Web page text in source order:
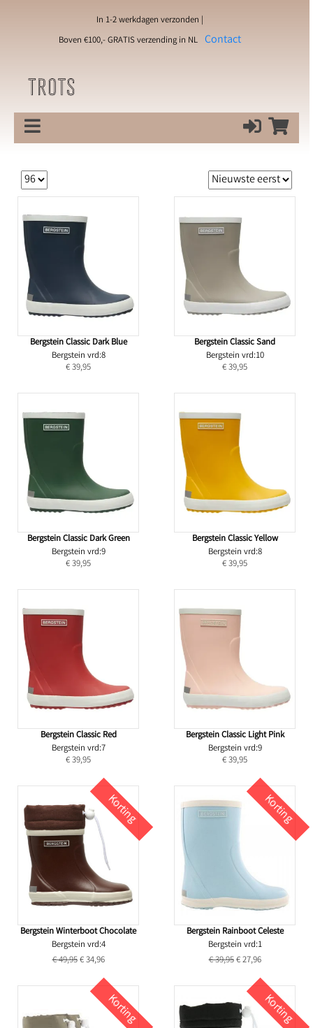
In 1-2 werkdagen verzonden |
Boven €100,- GRATIS verzending in NL Contact
Bergstein Classic Dark Blue
Bergstein vrd:8
€ 39,95
Bergstein Classic Sand
Bergstein vrd:10
€ 39,95
Bergstein Classic Dark Green
Bergstein vrd:9
€ 39,95
Bergstein Classic Yellow
Bergstein vrd:8
€ 39,95
Bergstein Classic Red
Bergstein vrd:7
€ 39,95
Bergstein Classic Light Pink
Bergstein vrd:9
€ 39,95
Korting
Bergstein Winterboot Chocolate
Bergstein vrd:4
€ 49,95€ 34,96
Korting
Bergstein Rainboot Celeste
Bergstein vrd:1
€ 39,95€ 27,96
Korting Korting